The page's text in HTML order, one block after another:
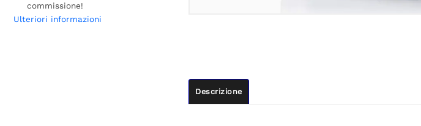
commissione!
Ulteriori informazioni
Descrizione